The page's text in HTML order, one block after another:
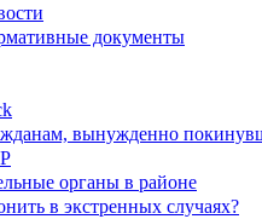
документы
вынужденно
органы в районе
в экстренных случаях?